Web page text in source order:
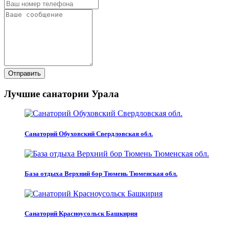
Отправить
Лучшие санатории Урала
Санаторий Обуховский Свердловская обл.
База отдыха Верхний бор Тюмень Тюменская обл.
Санаторий Красноусольск Башкирия